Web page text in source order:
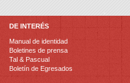
DE INTERÉS
Manual de identidad
Boletines de prensa
Tal & Pascual
Boletín de Egresados